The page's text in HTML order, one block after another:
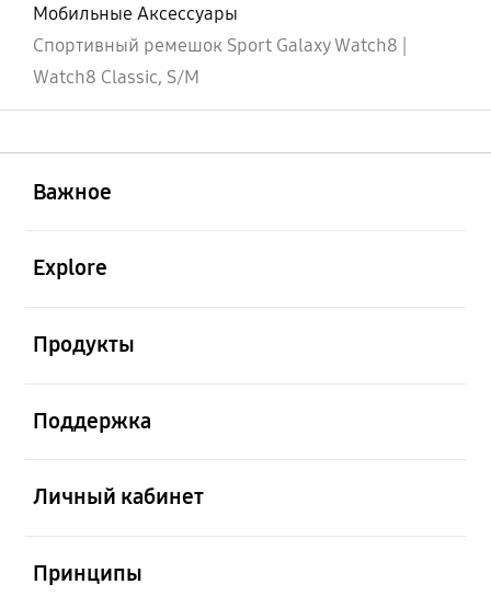
Мобильные Аксессуары
Спортивный ремешок Sport Galaxy Watch8 |
Watch8 Classic, S/M
Важное
Explore
Продукты
Поддержка
Личный кабинет
Принципы